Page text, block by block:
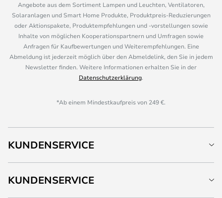
Angebote aus dem Sortiment Lampen und Leuchten, Ventilatoren,
Solaranlagen und Smart Home Produkte, Produktpreis-Reduzierungen
oder Aktionspakete, Produktempfehlungen und -vorstellungen sowie
Inhalte von möglichen Kooperationspartnern und Umfragen sowie
Anfragen für Kaufbewertungen und Weiterempfehlungen. Eine
Abmeldung ist jederzeit möglich über den Abmeldelink, den Sie in jedem
Newsletter finden. Weitere Informationen erhalten Sie in der
Datenschutzerklärung.
*Ab einem Mindestkaufpreis von 249 €.
KUNDENSERVICE
KUNDENSERVICE